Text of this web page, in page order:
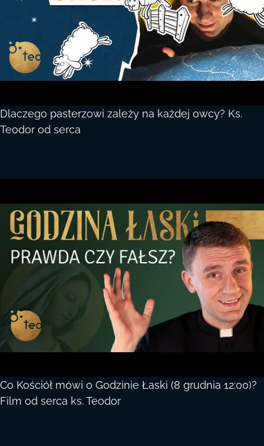
Dlaczego pasterzowi zależy na każdej owcy? Ks.
Teodor od serca
Co Kościół mówi o Godzinie Łaski (8 grudnia 12:00)?
Film od serca ks. Teodor